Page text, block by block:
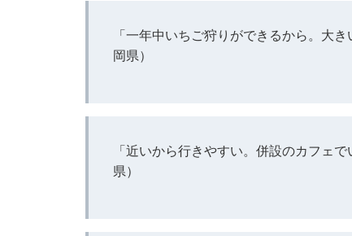
「一年中いちご狩りができるから。大
岡県）
「近いから行きやすい。併設のカフェ
県）